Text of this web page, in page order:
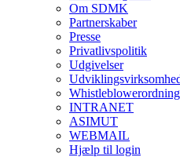
Om SDMK
Partnerskaber
Presse
Privatlivspolitik
Udgivelser
Whistleblowerordning
INTRANET
ASIMUT
WEBMAIL
Hjælp til login